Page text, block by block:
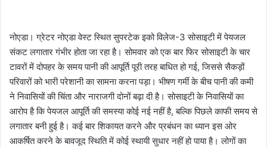
नोएडा। ग्रेटर नोएडा वेस्ट स्थित सुपरटेक इको विलेज-3 सोसाइटी में पेयजल
संकट लगातार गंभीर होता जा रहा है। सोमवार को एक बार फिर सोसाइटी के चार
टावरों में दोपहर के समय पानी की आपूर्ति पूरी तरह बाधित हो गई, जिससे सैकड़ों
परिवारों को भारी परेशानी का सामना करना पड़ा। भीषण गर्मी के बीच पानी की कमी
ने निवासियों की चिंता और नाराजगी दोनों बढ़ा दी है। सोसाइटी के निवासियों का
आरोप है कि पेयजल आपूर्ति की समस्या कोई नई नहीं है, बल्कि पिछले काफी समय से
लगातार बनी हुई है। कई बार शिकायत करने और प्रबंधन का ध्यान इस ओर
आकर्षित करने के बावजूद स्थिति में कोई स्थायी सुधार नहीं हो पाया है। लोगों का